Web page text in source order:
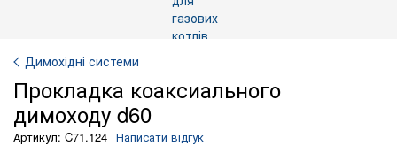
Димохідні системи
Прокладка коаксиального
димоходу d60
Артикул: C71.124 Написати відгук